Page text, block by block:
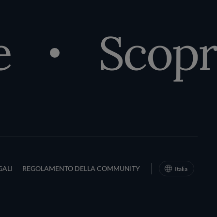
Conditions
REGOLAMENTO DELLA COMMUNITY Italia